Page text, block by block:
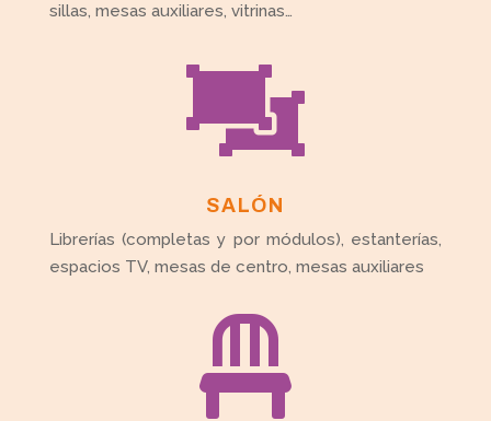
sillas, mesas auxiliares, vitrinas…

SALÓN
Librerías (completas y por módulos), estanterías,
espacios TV, mesas de centro, mesas auxiliares
